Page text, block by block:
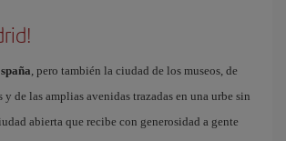
, pero también la ciudad de los museos, de
y de las amplias avenidas trazadas en una urbe sin
abierta que recibe con generosidad a gente